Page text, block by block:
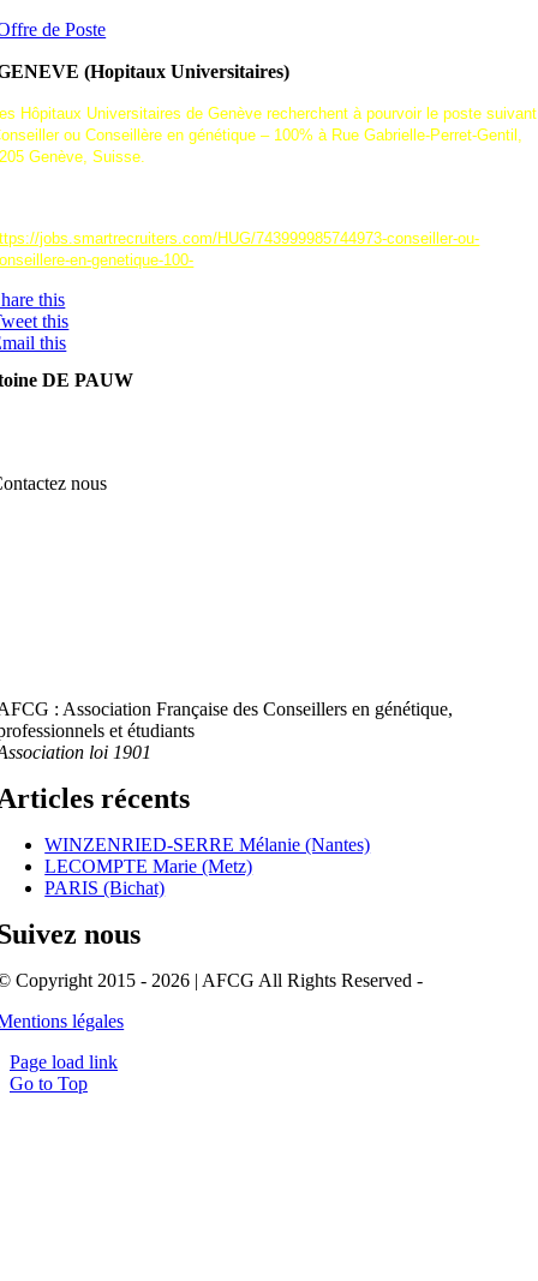
de Poste
(Hopitaux Universitaires)
Hôpitaux Universitaires de Genève recherchent à pourvoir le poste
ou Conseillère en génétique – 100% à Rue Gabrielle-Perret-Gentil,
Genève, Suisse.
jobs.smartrecruiters.com/HUG/743999985744973-conseiller-ou-
en-genetique-100-
this
this
this
DE PAUW
nous
: Association Française des Conseillers en génétique,
et étudiants
loi 1901
récents
WINZENRIED-SERRE Mélanie (Nantes)
LECOMPTE Marie (Metz)
PARIS (Bichat)
nous
Copyright 2015 - 2026 | AFCG All Rights Reserved -
légales
Page load link
Go to Top